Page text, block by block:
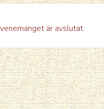
är avslutat.